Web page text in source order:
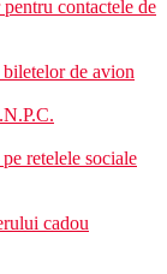
contactele de
de avion
retelele sociale
cadou